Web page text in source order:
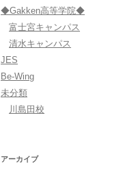
◆Gakken高等学院◆
富士宮キャンパス
清水キャンパス
JES
Be-Wing
未分類
川島田校
アーカイブ